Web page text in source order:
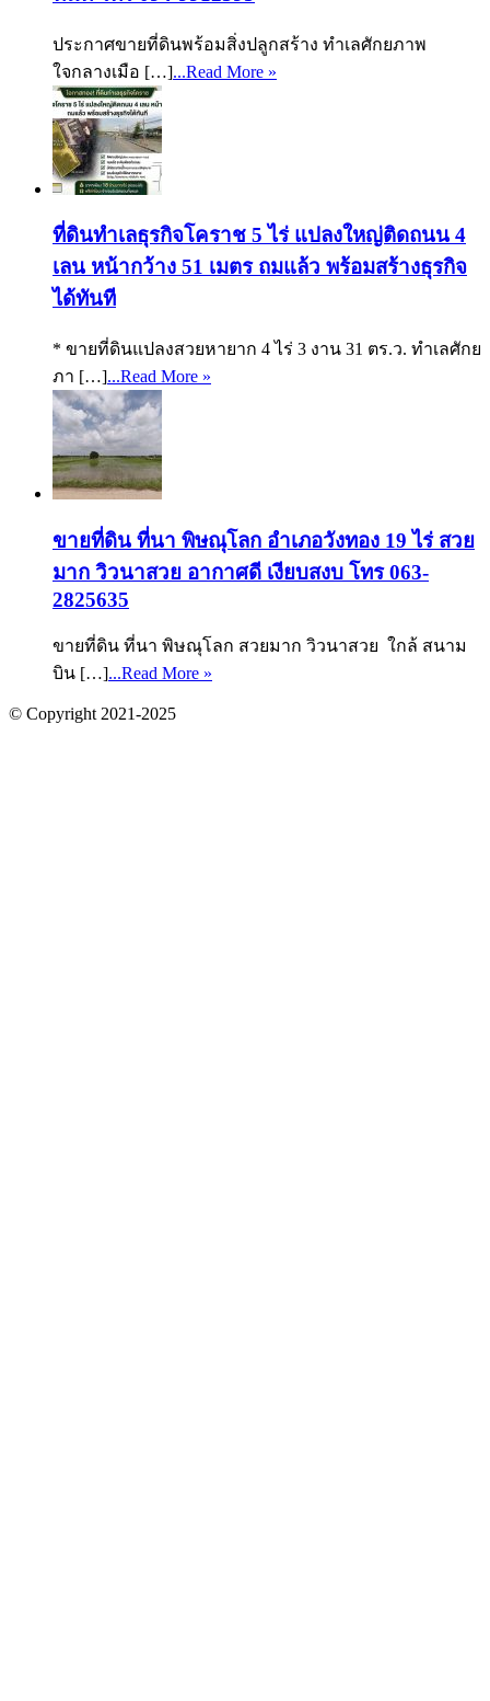
ประกาศขายที่ดินพร้อมสิ่งปลูกสร้าง ทำเลศักยภาพ
ใจกลางเมือ […]...Read More »
ที่ดินทำเลธุรกิจโคราช 5 ไร่ แปลงใหญ่ติดถนน 4
เลน หน้ากว้าง 51 เมตร ถมแล้ว พร้อมสร้างธุรกิจ
ได้ทันที
* ขายที่ดินแปลงสวยหายาก 4 ไร่ 3 งาน 31 ตร.ว. ทำเลศักย
ภา […]...Read More »
ขายที่ดิน ที่นา พิษณุโลก อำเภอวังทอง 19 ไร่ สวย
มาก วิวนาสวย อากาศดี เงียบสงบ โทร 063-
2825635
ขายที่ดิน ที่นา พิษณุโลก สวยมาก วิวนาสวย ใกล้ สนาม
บิน […]...Read More »
© Copyright 2021-2025